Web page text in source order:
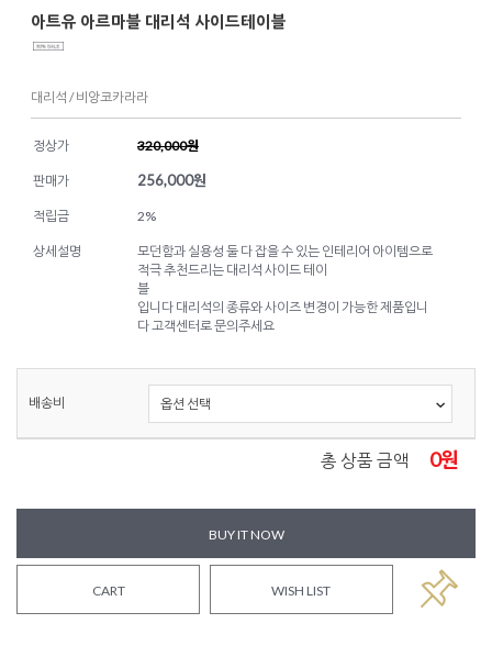
아트유 아르마블 대리석 사이드테이블
대리석 / 비앙코카라라
정상가 320,000원
판매가 256,000원
적립금 2%
상세설명
모던함과 실용성 둘 다 잡을 수 있는 인테리어 아이템으로
적극 추천드리는 대리석 사이드 테이
블
입니다 대리석의 종류와 사이즈 변경이 가능한 제품입니
다 고객센터로 문의주세요
배송비
총 상품 금액 0원
BUY IT NOW
CART WISH LIST